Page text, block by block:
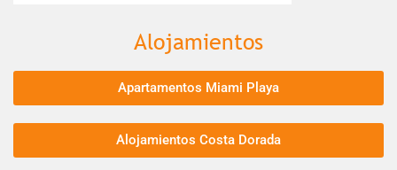
Alojamientos
Apartamentos Miami Playa
Alojamientos Costa Dorada